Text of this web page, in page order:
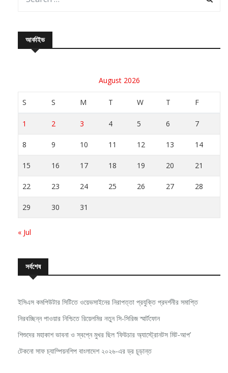
আর্কাইভ
August 2026
S S M T W T F
1 2 3 4 5 6 7
8 9 10 11 12 13 14
15 16 17 18 19 20 21
22 23 24 25 26 27 28
29 30 31
« Jul
সর্বশেষ
ইসিএস কমপিউটার সিটিতে ওয়েভসাইনের নিরাপত্তা প্রযুক্তি প্রদর্শনীর সমাপ্তি
নিরবচ্ছিন্ন পাওয়ার নিশ্চিতে রিয়েলমির নতুন সি-সিরিজ স্মার্টফোন
শিশুদের মহাকাশ ভাবনা ও স্বপ্নে মুখর ছিল ‘ফিউচার অ্যাস্ট্রোনটস মিট-আপ’
টেকনো সাফ চ্যাম্পিয়নশিপ বাংলাদেশ ২০২৬-এর ড্র চূড়ান্ত